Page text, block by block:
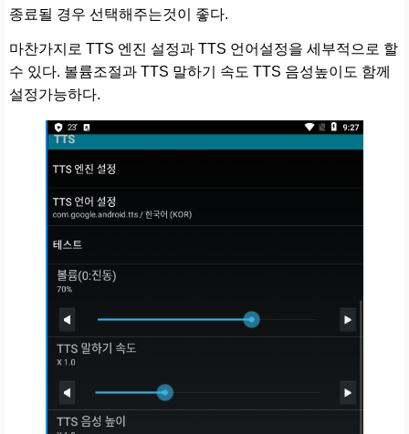
종료될 경우 선택해주는것이 좋다.
마찬가지로 TTS 엔진 설정과 TTS 언어설정을 세부적으로 할
수 있다. 볼륨조절과 TTS 말하기 속도 TTS 음성높이도 함께
설정가능하다.